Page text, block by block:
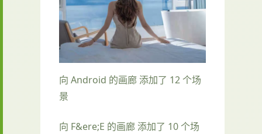
向 Android 的画廊 添加了 12 个场
景
向 F&ere;E 的画廊 添加了 10 个场